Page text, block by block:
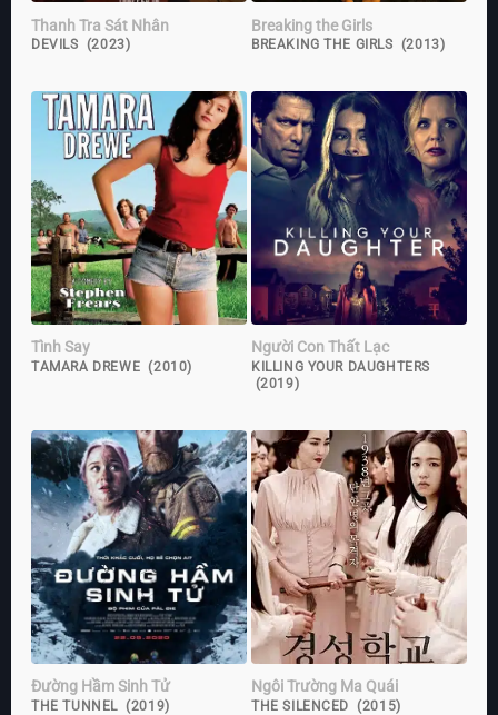
Thanh Tra Sát Nhân
DEVILS (2023)
Breaking the Girls
BREAKING THE GIRLS (2013)
Tình Say
TAMARA DREWE (2010)
Người Con Thất Lạc
KILLING YOUR DAUGHTERS
(2019)
Đường Hầm Sinh Tử
THE TUNNEL (2019)
Ngôi Trường Ma Quái
THE SILENCED (2015)